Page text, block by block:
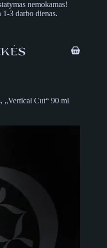
nemokamas!
1-3 darbo dienas.
Shopping
„Vertical Cut“ 90 ml